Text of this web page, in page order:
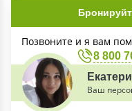
Позвоните и я вам
8 800
Ваш